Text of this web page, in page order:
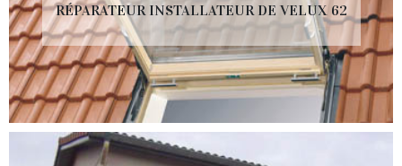
RÉPARATEUR INSTALLATEUR DE VELUX 62